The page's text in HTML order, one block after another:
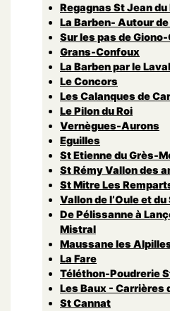
Regagnas St Jean du
La Barben- Autour
Sur les pas de
Grans-Confoux
La Barben par le
Le Concors
Les Calanques de
Le Pilon du Roi
Vernègues-Aurons
Eguilles
St Etienne du Grès-
St Rémy Vallon des
St Mitre Les
Vallon de l’Oule et du
De Pélissanne à
Mistral
Maussane les
La Fare
Téléthon-Poudrerie
Les Baux - Carrières
St Cannat